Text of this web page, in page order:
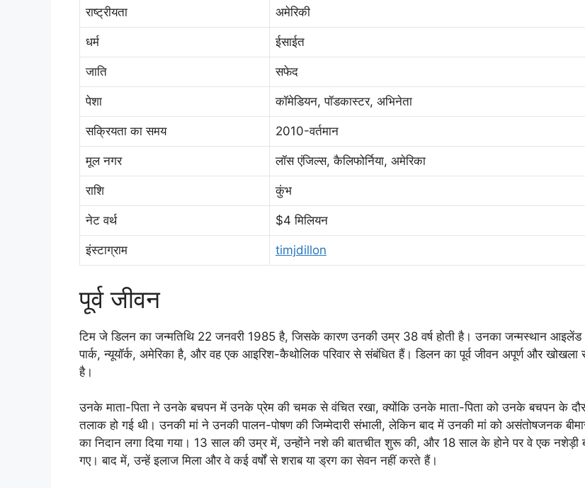
राष्ट्रीयता अमेरिकी
धर्म ईसाईत
जाति सफेद
पेशा कॉमेडियन, पॉडकास्टर, अभिनेता
सक्रियता का समय 2010-वर्तमान
मूल नगर लॉस एंजिल्स, कैलिफोर्निया, अमेरिका
राशि कुंभ
नेट वर्थ $4 मिलियन
इंस्टाग्राम timjdillon
पूर्व जीवन
टिम जे डिलन का जन्मतिथि 22 जनवरी 1985 है, जिसके कारण उनकी उम्र 38 वर्ष होती है। उनका जन्मस्थान आइलेंड
पार्क, न्यूयॉर्क, अमेरिका है, और वह एक आइरिश-कैथोलिक परिवार से संबंधित हैं। डिलन का पूर्व जीवन अपूर्ण और खोखला
है।
उनके माता-पिता ने उनके बचपन में उनके प्रेम की चमक से वंचित रखा, क्योंकि उनके माता-पिता को उनके बचपन के
तलाक हो गई थी। उनकी मां ने उनकी पालन-पोषण की जिम्मेदारी संभाली, लेकिन बाद में उनकी मां को असंतोषजनक
का निदान लगा दिया गया। 13 साल की उम्र में, उन्होंने नशे की बातचीत शुरू की, और 18 साल के होने पर वे एक नशेड़ी
गए। बाद में, उन्हें इलाज मिला और वे कई वर्षों से शराब या ड्रग का सेवन नहीं करते हैं।